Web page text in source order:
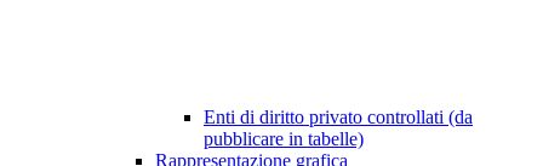
Enti di diritto privato controllati (da
pubblicare in tabelle)
Rappresentazione grafica